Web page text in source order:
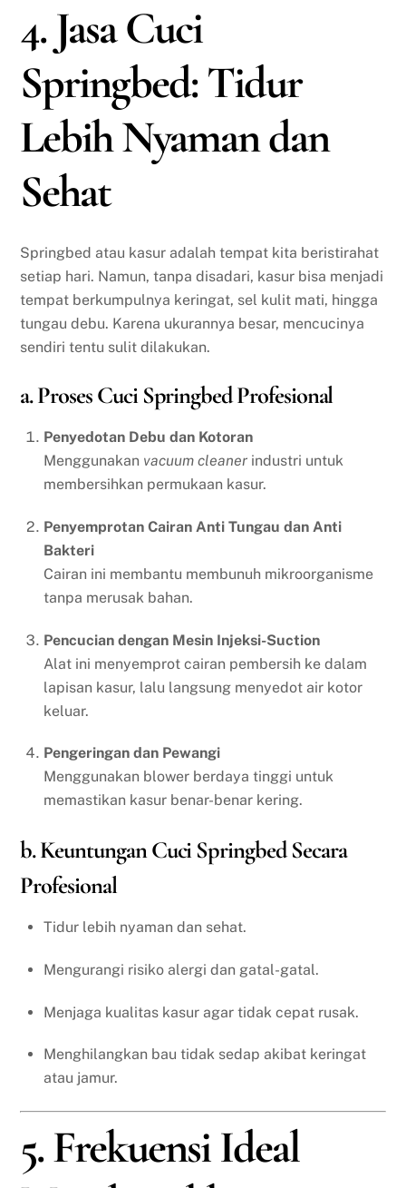
4. Jasa Cuci
Springbed: Tidur
Lebih Nyaman dan
Sehat
Springbed atau kasur adalah tempat kita beristirahat
setiap hari. Namun, tanpa disadari, kasur bisa menjadi
tempat berkumpulnya keringat, sel kulit mati, hingga
tungau debu. Karena ukurannya besar, mencucinya
sendiri tentu sulit dilakukan.
a. Proses Cuci Springbed Profesional
Penyedotan Debu dan Kotoran
Menggunakan vacuum cleaner industri untuk
membersihkan permukaan kasur.
Penyemprotan Cairan Anti Tungau dan Anti
Bakteri
Cairan ini membantu membunuh mikroorganisme
tanpa merusak bahan.
Pencucian dengan Mesin Injeksi-Suction
Alat ini menyemprot cairan pembersih ke dalam
lapisan kasur, lalu langsung menyedot air kotor
keluar.
Pengeringan dan Pewangi
Menggunakan blower berdaya tinggi untuk
memastikan kasur benar-benar kering.
b. Keuntungan Cuci Springbed Secara
Profesional
Tidur lebih nyaman dan sehat.
Mengurangi risiko alergi dan gatal-gatal.
Menjaga kualitas kasur agar tidak cepat rusak.
Menghilangkan bau tidak sedap akibat keringat
atau jamur.
5. Frekuensi Ideal